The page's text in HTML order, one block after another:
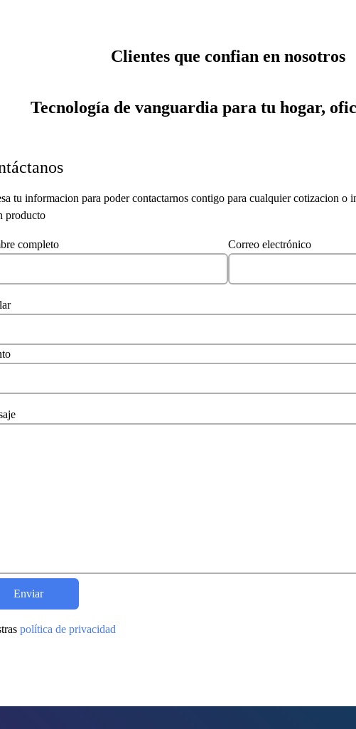
Clientes que confian en nosotros
Tecnología de vanguardia para tu hogar,
tu informacion para poder contactarnos contigo para cualquier cotizacion o
producto
completo Correo electrónico
política de privacidad